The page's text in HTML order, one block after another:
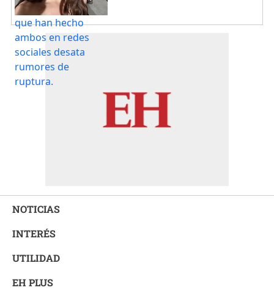
NOTICIAS
INTERÉS
UTILIDAD
EH PLUS